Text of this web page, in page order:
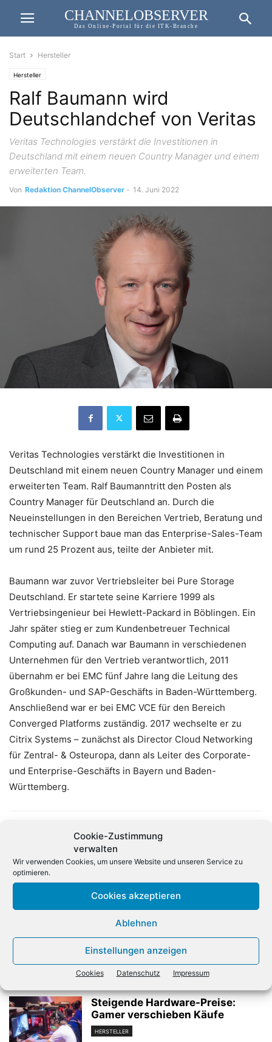
Cookie-Zustimmung
verwalten
Wir verwenden Cookies, um unsere Website und unseren Service zu
optimieren.
Cookies akzeptieren
Ablehnen
Einstellungen anzeigen
Cookies Datenschutz Impressum
CHANNELOBSERVER
Das Online-Portal für die ITK-Branche
Start Hersteller
Hersteller
Ralf Baumann wird
Deutschlandchef von Veritas
Veritas Technologies verstärkt die Investitionen in
Deutschland mit einem neuen Country Manager und einem
erweiterten Team.
Von Redaktion ChannelObserver - 14. Juni 2022
Veritas Technologies verstärkt die Investitionen in
Deutschland mit einem neuen Country Manager und einem
erweiterten Team. Ralf Baumanntritt den Posten als
Country Manager für Deutschland an. Durch die
Neueinstellungen in den Bereichen Vertrieb, Beratung und
technischer Support baue man das Enterprise-Sales-Team
um rund 25 Prozent aus, teilte der Anbieter mit.
Baumann war zuvor Vertriebsleiter bei Pure Storage
Deutschland. Er startete seine Karriere 1999 als
Vertriebsingenieur bei Hewlett-Packard in Böblingen. Ein
Jahr später stieg er zum Kundenbetreuer Technical
Computing auf. Danach war Baumann in verschiedenen
Unternehmen für den Vertrieb verantwortlich, 2011
übernahm er bei EMC fünf Jahre lang die Leitung des
Großkunden- und SAP-Geschäfts in Baden-Württemberg.
Anschließend war er bei EMC VCE für den Bereich
Converged Platforms zuständig. 2017 wechselte er zu
Citrix Systems – zunächst als Director Cloud Networking
für Zentral- & Osteuropa, dann als Leiter des Corporate-
und Enterprise-Geschäfts in Bayern und Baden-
Württemberg.
Cloud-Geschäft verhilft
Michael Dressen
verabschiedet sich von Tech
Verwandte Artikel
Steigende Hardware-Preise:
Gamer verschieben Käufe
HERSTELLER